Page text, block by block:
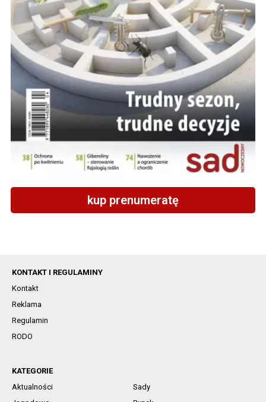
kup prenumeratę
KONTAKT I REGULAMINY
Kontakt
Reklama
Regulamin
RODO
KATEGORIE
Aktualności
Sady